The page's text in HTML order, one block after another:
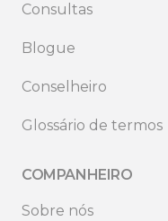
Consultas
Blogue
Conselheiro
Glossário de termos
COMPANHEIRO
Sobre nós